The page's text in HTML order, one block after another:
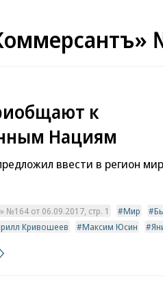
к
Нациям
ввести в регион
№164 от 06.09.2017, стр. 1 Мир
Кривошеев Максим Юсин